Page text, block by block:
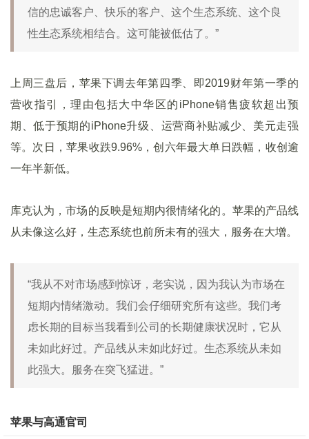
信的忠诚客户、快乐的客户、这个生态系统、这个良
性生态系统相结合。这可能被低估了。”
上周三盘后，苹果下调去年第四季、即2019财年第一季的
营收指引，理由包括大中华区的iPhone销售疲软超出预
期、低于预期的iPhone升级、运营商补贴减少、美元走强
等。次日，苹果收跌9.96%，创六年最大单日跌幅，收创逾
一年半新低。
库克认为，市场的反映是短期内很情绪化的。苹果的产品线
从未像这么好，生态系统也前所未有的强大，服务在大增。
“我从不对市场感到惊讶，老实说，因为我认为市场在
短期内情绪激动。我们会仔细研究所有这些。我们考
虑长期的目标当我看到公司的长期健康状况时，它从
未如此好过。产品线从未如此好过。生态系统从未如
此强大。服务在突飞猛进。”
苹果与高通官司